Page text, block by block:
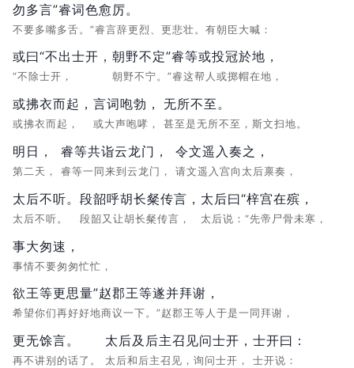
勿多言”睿词色愈厉。
不要多嘴多舌。”睿言辞更烈、更悲壮。有朝臣大喊：
或曰“不出士开，
“不除士开，
朝野不定”睿等或投冠於地，
朝野不宁。”睿这帮人或掷帽在地，
或拂衣而起，
或拂衣而起，
言词咆勃，
或大声咆哮，
无所不至。
甚至是无所不至，斯文扫地。
明日，
第二天，
睿等共诣云龙门，
睿等一同来到云龙门，
令文遥入奏之，
请文遥入宫向太后禀奏，
太后不听。
太后不听。
段韶呼胡长粲传言，
段韶又让胡长粲传言，
太后曰“梓宫在殡，
太后说：“先帝尸骨未寒，
事大匆速，
事情不要匆匆忙忙，
欲王等更思量”赵郡王等遂并拜谢，
希望你们再好好地商议一下。”赵郡王等人于是一同拜谢，
更无馀言。
再不讲别的话了。
太后及后主召见问士开，
太后和后主召见，询问士开，
士开曰：
士开说：